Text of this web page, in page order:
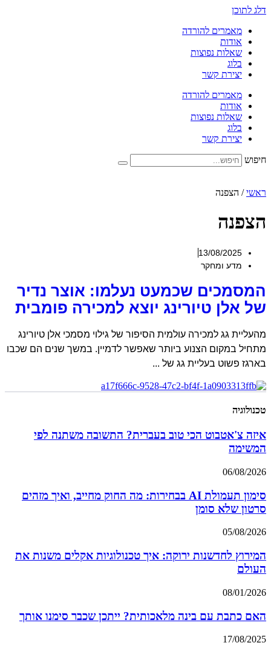
דלג לתוכן
מאמרים להורדה
אודות
שאלות נפוצות
בלוג
יצירת קשר
מאמרים להורדה
אודות
שאלות נפוצות
בלוג
יצירת קשר
חיפוש
ראשי/ הצפנה
הצפנה
13/08/2025
מדע ומחקר
המסמכים שכמעט נעלמו: אוצר נדיר
של אלן טיורינג יוצא למכירה פומבית
מהעליית גג למכירה עולמית הסיפור של גילוי מסמכי אלן טיורינג
מתחיל במקום הצנוע ביותר שאפשר לדמיין. במשך שנים הם שכבו
בארגז פשוט בעליית גג של
טכנולוגיה
איזה צ'אטבוט הכי טוב בעברית? התשובה משתנה לפי
המשימה
06/08/2026
סימון תעמולת AI בבחירות: מה החוק מחייב, ואיך מזהים
סרטון שלא סומן
05/08/2026
המירוץ לחדשנות ירוקה: איך טכנולוגיות אקלים משנות את
העולם
08/01/2026
האם כתבת עם בינה מלאכותית? ייתכן שכבר סימנו אותך
17/08/2025